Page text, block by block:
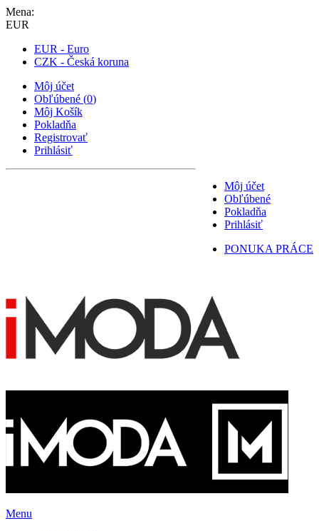
Mena:
EUR
EUR - Euro
CZK - Česká koruna
Môj účet
Obľúbené (0)
Môj Košík
Pokladňa
Registrovať
Prihlásiť
Môj účet
Obľúbené
Pokladňa
Prihlásiť
PONUKA PRÁCE
Menu